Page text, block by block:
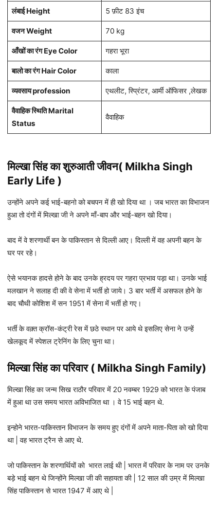
लंबाई Height 5 फ़ीट 83 इंच
वजन Weight 70 kg
आँखों का रंग Eye Color गहरा भूरा
बालो का रंग Hair Color काला
व्यवसाय profession एथलीट, स्प्रिंटर, आर्मी ऑफिसर ,लेखक
वैवाहिक स्थिति Marital
Status
वैवाहिक
मिल्खा सिंह का शुरुआती जीवन( Milkha Singh
Early Life )
उन्होंने अपने कई भाई-बहनो को बचपन में ही खो दिया था । जब भारत का विभाजन
हुआ तो दंगों में मिल्खा जी ने अपने माँ-बाप और भाई-बहन खो दिया।
बाद में वे शरणार्थी बन के पाकिस्तान से दिल्ली आए। दिल्ली में वह अपनी बहन के
घर पर रहे।
ऐसे भयानक हादसे होने के बाद उनके ह्रदय पर गहरा प्रभाव पड़ा था। उनके भाई
मलखान ने सलाह दी की वे सेना में भर्ती हो जाये। 3 बार भर्ती में असफल होने के
बाद चौथी कोशिश में सन 1951 में सेना में भर्ती हो गए।
भर्ती के वक़्त क्रॉस-कंट्री रेस में छठे स्थान पर आये थे इसलिए सेना ने उन्हें
खेलकूद में स्पेशल ट्रेनिंग के लिए चुना था।
मिल्खा सिंह का परिवार ( Milkha Singh Family)
मिल्खा सिंह का जन्म सिख राठौर परिवार में 20 नवम्बर 1929 को भारत के पंजाब
में हुआ था उस समय भारत अविभाजित था । वे 15 भाई बहन थे.
इन्होने भारत-पाकिस्तान विभाजन के समय हुए दंगों में अपने माता-पिता को खो दिया
था | वह भारत ट्रैन से आए थे.
जो पाकिस्तान के शरणार्थियों को भारत लाई थी | भारत में परिवार के नाम पर उनके
बड़े भाई बहन थे जिन्होंने मिल्खा जी की सहायता की | 12 साल की उम्र में मिल्खा
सिंह पाकिस्तान से भारत 1947 में आए थे |